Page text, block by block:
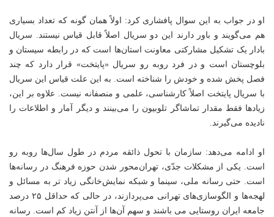
او در جواب به این سوال پافشاری کرد: اولاً همان گونه که تعداد بسیاری
هم می‌گویند و باور دارند این دو سریال اصلاً قابل قیاس نیستند. سریال
بادار یک تشکیل مشارکتی معاونت استان‌ها است که در رابطه سیستان و
بلوچستان است و در فرد روبه رو سریال «پایتخت» قرار دارد که چند
فصل پخش شده و خودش را شناخته است. به این علت قیاس این سریال
با سریال پایتخت اصلاً کارشناسی، علمی و منصفانه نیست. علاوه بر این،
زیاد‌ها فقط مقدار تماشاگر تلوبیون را می‌بینند و دیگر آمار و اطلاعات را
نادیده می‌گیرند.
او ادامه می‌دهد: سازمان با تحول ذائقه مردم در طول سال‌ها روبه رو
است. یکی از مشکلات جدّی، تهران‌محور شدن حوزه فرهنگ در رسانه‌ها
است. حتی رسانه ملی، سینما و شبکه نمایش‌خانگی زیاد تر به مسائل و
لهجه‌ها و الگوسازی‌های تهرانی می‌پردازند، در حالی که حداقل ۲۵ درصد
جامعه ایران روستایی می باشند و سهم آن‌ها از آنتن زیاد کم است. رسانه